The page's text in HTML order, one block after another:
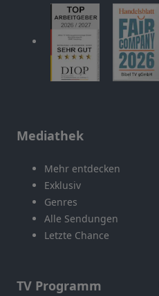
Mediathek
Mehr entdecken
Exklusiv
Genres
Alle Sendungen
Letzte Chance
TV Programm